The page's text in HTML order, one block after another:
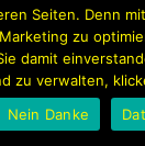
Seiten. Denn
zu
damit
zu verwalten,
Nein Danke